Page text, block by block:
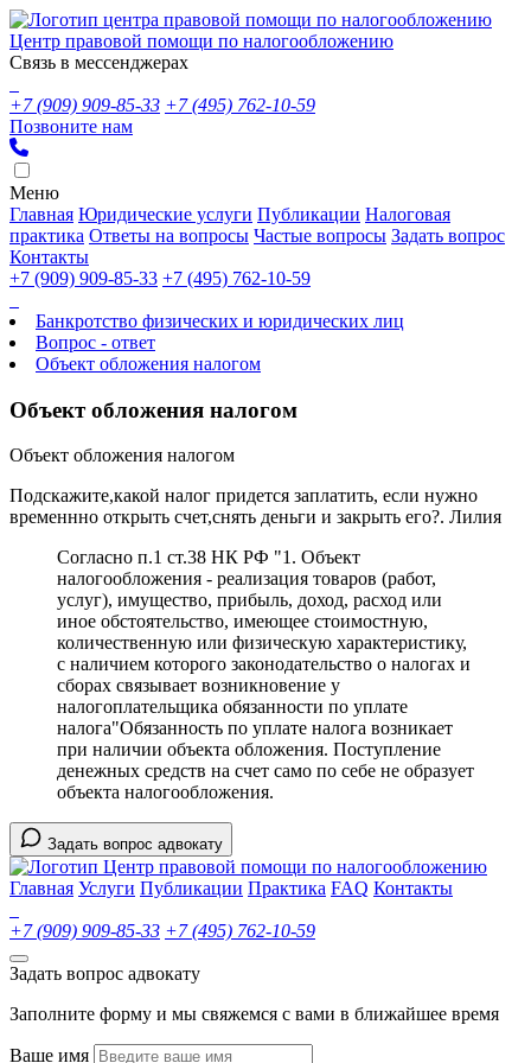
Центр правовой помощи по налогообложению
Связь в мессенджерах
+7 (909) 909-85-33 +7 (495) 762-10-59
Позвоните нам
Меню
Главная Юридические услуги Публикации Налоговая
практика Ответы на вопросы Частые вопросы Задать вопрос
Контакты
+7 (909) 909-85-33 +7 (495) 762-10-59
Банкротство физических и юридических лиц
Вопрос - ответ
Объект обложения налогом
Объект обложения налогом
Объект обложения налогом
Подскажите,какой налог придется заплатить, если нужно
временнно открыть счет,снять деньги и закрыть его?. Лилия
Согласно п.1 ст.38 НК РФ "1. Объект
налогообложения - реализация товаров (работ,
услуг), имущество, прибыль, доход, расход или
иное обстоятельство, имеющее стоимостную,
количественную или физическую характеристику,
с наличием которого законодательство о налогах и
сборах связывает возникновение у
налогоплательщика обязанности по уплате
налога"Обязанность по уплате налога возникает
при наличии объекта обложения. Поступление
денежных средств на счет само по себе не образует
объекта налогообложения.
Задать вопрос адвокату
Центр правовой помощи по налогообложению
Главная Услуги Публикации Практика FAQ Контакты
+7 (909) 909-85-33 +7 (495) 762-10-59
Задать вопрос адвокату
Заполните форму и мы свяжемся с вами в ближайшее время
Ваше имя